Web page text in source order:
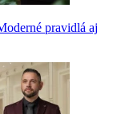
pravidlá aj